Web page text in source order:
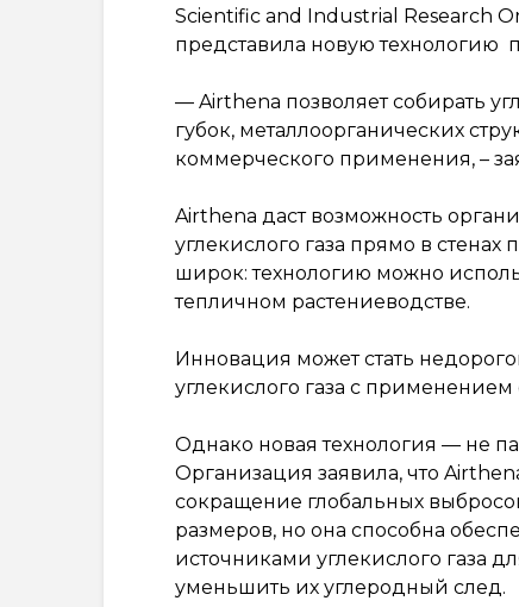
Scientific and Industrial Research
представила новую технологию
— Airthena позволяет собирать
губок, металлоорганических
коммерческого применения, –
Airthena даст возможность
углекислого газа прямо в
широк: технологию можно
тепличном растениеводстве.
Инновация может стать
углекислого газа с
Однако новая технология — не
Организация заявила, что
сокращение глобальных
размеров, но она способна
источниками углекислого газа
уменьшить их углеродный след.